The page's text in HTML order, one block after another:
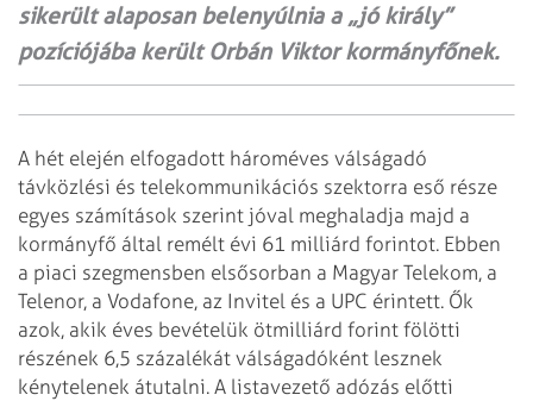
sikerült alaposan belenyúlnia a „jó király”
pozíciójába került Orbán Viktor kormányfőnek.
A hét elején elfogadott hároméves válságadó
távközlési és telekommunikációs szektorra eső része
egyes számítások szerint jóval meghaladja majd a
kormányfő által remélt évi 61 milliárd forintot. Ebben
a piaci szegmensben elsősorban a Magyar Telekom, a
Telenor, a Vodafone, az Invitel és a UPC érintett. Ők
azok, akik éves bevételük ötmilliárd forint fölötti
részének 6,5 százalékát válságadóként lesznek
kénytelenek átutalni. A listavezető adózás előtti